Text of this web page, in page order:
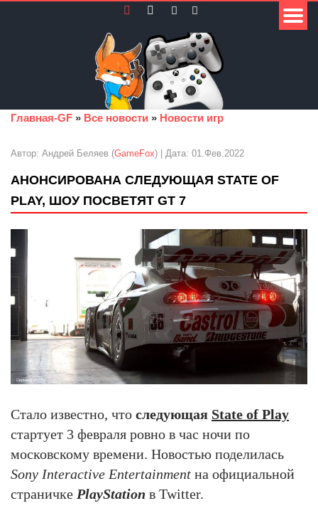
Главная-GF » Все новости » Новости игр
Автор: Андрей Беляев (GameFox) | Дата: 01.Фев.2022
АНОНСИРОВАНА СЛЕДУЮЩАЯ STATE OF
PLAY, ШОУ ПОСВЕТЯТ GT 7
Стало известно, что следующая State of Play
стартует 3 февраля ровно в час ночи по
московскому времени. Новостью поделилась
Sony Interactive Entertainment на официальной
страничке PlayStation в Twitter.